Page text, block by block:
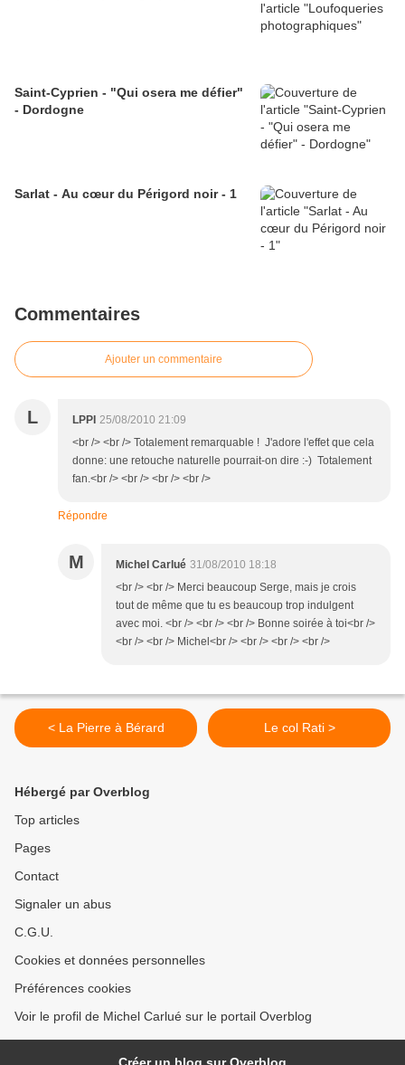
Saint-Cyprien - "Qui osera me défier"
- Dordogne
Sarlat - Au cœur du Périgord noir - 1
Commentaires
Ajouter un commentaire
L LPPI 25/08/2010 21:09
<br /> <br /> Totalement remarquable ! J'adore l'effet que cela
donne: une retouche naturelle pourrait-on dire :-) Totalement
fan.<br /> <br /> <br /> <br />
Répondre
M Michel Carlué 31/08/2010 18:18
<br /> <br /> Merci beaucoup Serge, mais je crois
tout de même que tu es beaucoup trop indulgent
avec moi. <br /> <br /> <br /> Bonne soirée à toi<br />
<br /> <br /> Michel<br /> <br /> <br /> <br />
< La Pierre à Bérard Le col Rati >
Hébergé par Overblog
Top articles
Pages
Contact
Signaler un abus
C.G.U.
Cookies et données personnelles
Préférences cookies
Voir le profil de Michel Carlué sur le portail Overblog